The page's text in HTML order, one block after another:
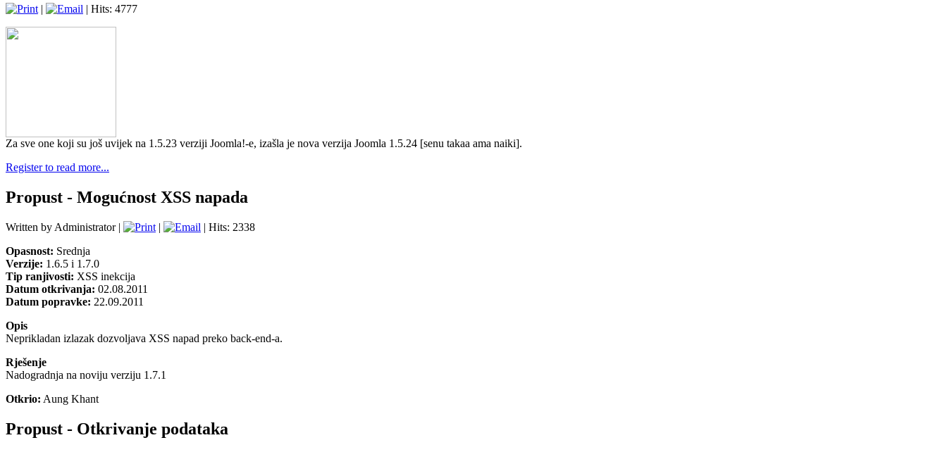
| | Hits: 4777
Za sve one koji su još uvijek na 1.5.23 verziji Joomla!-e, izašla je nova verzija Joomla 1.5.24 [senu takaa ama naiki].
Register to read more...
Propust - Mogućnost XSS napada
Written by Administrator | |
| Hits: 2338
Opasnost: Srednja
Verzije: 1.6.5 i 1.7.0
Tip ranjivosti: XSS inekcija
Datum otkrivanja: 02.08.2011
Datum popravke: 22.09.2011
Opis
Neprikladan izlazak dozvoljava XSS napad preko back-end-a.
Rješenje
Nadogradnja na noviju verziju 1.7.1
Otkrio: Aung Khant
Propust - Otkrivanje podataka